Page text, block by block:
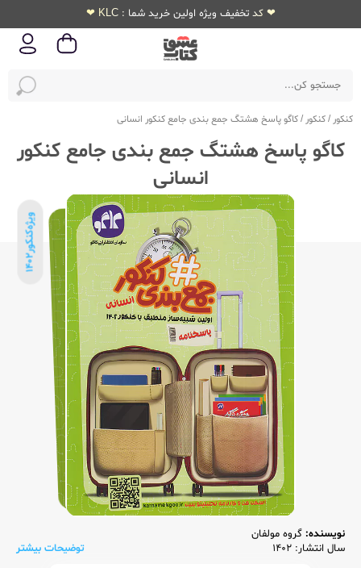
❤ کد تخفیف ویژه اولین خرید شما : KLC ❤
کنکور /کنکور /کاگو پاسخ هشتگ جمع بندی جامع کنکور انسانی
کاگو پاسخ هشتگ جمع بندی جامع کنکور
انسانی
ویژه‌کنکور
1402
نویسنده: گروه مولفان
سال انتشار: 1402
توضیحات بیشتر